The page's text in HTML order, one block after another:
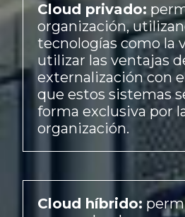
Cloud privado:
organización,
tecnologías como la
utilizar las ventajas
externalización con
que estos sistemas
forma exclusiva por
organización.
Cloud híbrido: